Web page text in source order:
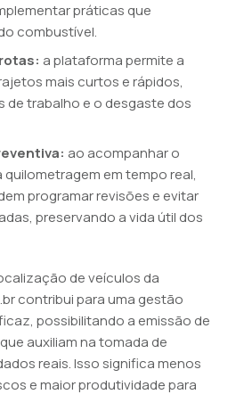
práticas que
combustível.
a plataforma permite a
mais curtos e rápidos,
de trabalho e o desgaste dos
ao acompanhar o
quilometragem em tempo real,
programar revisões e evitar
preservando a vida útil dos
de veículos da
contribui para uma gestão
possibilitando a emissão de
auxiliam na tomada de
reais. Isso significa menos
e maior produtividade para